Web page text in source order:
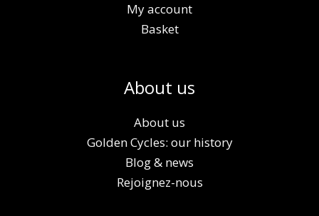
My account
Basket
About us
About us
Golden Cycles: our history
Blog & news
Rejoignez-nous